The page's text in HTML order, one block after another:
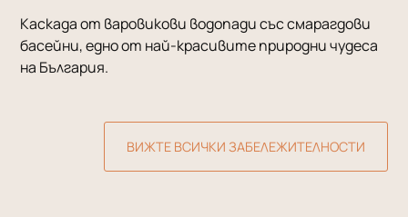
Каскада от варовикови водопади със смарагдови
басейни, едно от най-красивите природни чудеса
на България.
ВИЖТЕ ВСИЧКИ ЗАБЕЛЕЖИТЕЛНОСТИ